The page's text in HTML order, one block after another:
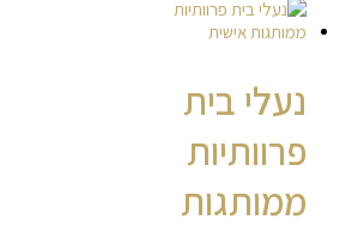
נעלי בית
פרוותיות
ממותגות